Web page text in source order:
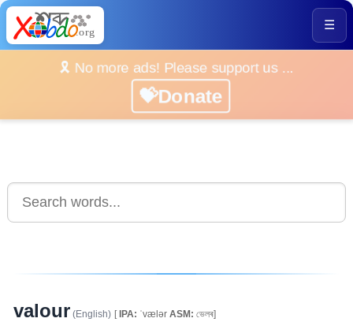
☰
🎗️ No more ads! Please support us ...
💝Donate
valour (English) [IPA: ˈvælər ASM: ভেলৰ]